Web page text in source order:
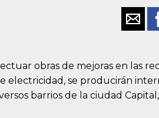
obras de mejoras en las
electricidad, se producirán
barrios de la ciudad